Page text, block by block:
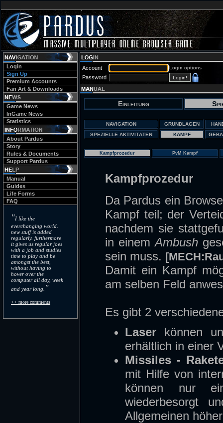
Login
Sign Up
Premium Accounts
Fan Art & Downloads
Game News
InGame News
Statistics
About Pardus
Story
Rules & Documents
Support Pardus
Manual
Guides
Life Forms
FAQ
"I like the
everchanging world.
new stuff is added
regularly. furthermore
it gives us regular joes
with a job and studies
time to play and be
amongst the best,
without having to
hover over the
computer all day, week
and year long. "
>> more comments
Account Login options
Password
Einleitung
NAVIGATION GRUNDLAGEN
SPEZIELLE AKTIVITÄTEN
KAMPF
Kampfprozedur PvM Kampf
Kampfprozedur
Da Pardus ein
Kampf teil; der
nachdem sie
in einemAmbush
sein muss.
Damit ein Kampf
am selben Feld
Es gibt 2
Laser können
erhältlich in einer
Missiles -
mit Hilfe von
können nur
wiederbesorgt
Allgemeinen